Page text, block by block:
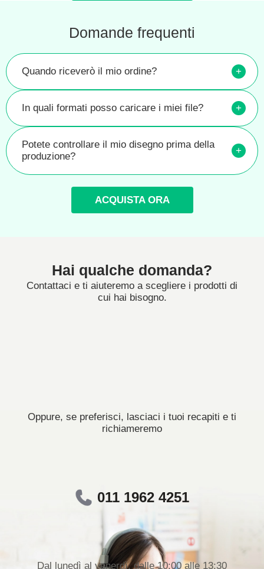
Domande frequenti
Quando riceverò il mio ordine? +
In quali formati posso caricare i miei file? +
Potete controllare il mio disegno prima della
produzione?
+
ACQUISTA ORA
Hai qualche domanda?
Contattaci e ti aiuteremo a scegliere i prodotti di
cui hai bisogno.
Oppure, se preferisci, lasciaci i tuoi recapiti e ti
richiameremo
011 1962 4251
Dal lunedì al venerdì, dalle 10:00 alle 13:30